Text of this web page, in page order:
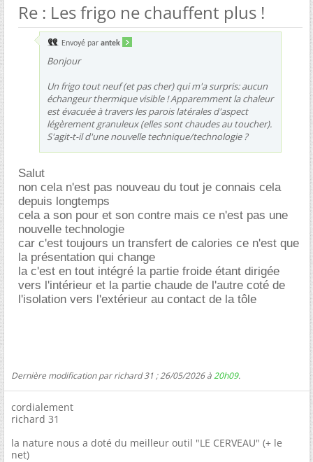
Re : Les frigo ne chauffent plus !
Envoyé par antek
Bonjour
Un frigo tout neuf (et pas cher) qui m'a surpris: aucun
échangeur thermique visible ! Apparemment la chaleur
est évacuée à travers les parois latérales d'aspect
légèrement granuleux (elles sont chaudes au toucher).
S'agit-t-il d'une nouvelle technique/technologie ?
Salut
non cela n'est pas nouveau du tout je connais cela
depuis longtemps
cela a son pour et son contre mais ce n'est pas une
nouvelle technologie
car c'est toujours un transfert de calories ce n'est que
la présentation qui change
la c'est en tout intégré la partie froide étant dirigée
vers l'intérieur et la partie chaude de l'autre coté de
l'isolation vers l'extérieur au contact de la tôle
Dernière modification par richard 31 ; 26/05/2026 à20h09.
cordialement
richard 31
la nature nous a doté du meilleur outil "LE CERVEAU" (+ le
net)